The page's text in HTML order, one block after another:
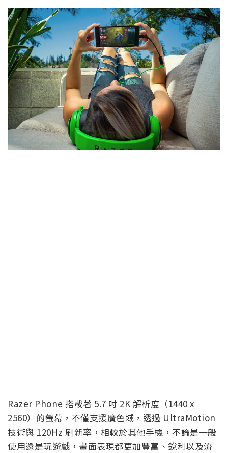
Razer Phone 搭載著 5.7 吋 2K 解析度（1440 x
2560）的螢幕，不僅支援廣色域，透過 UltraMotion
技術與 120Hz 刷新率，相較於其他手機，不論是一般
使用還是玩遊戲，畫面表現都更加豐富、銳利以及流